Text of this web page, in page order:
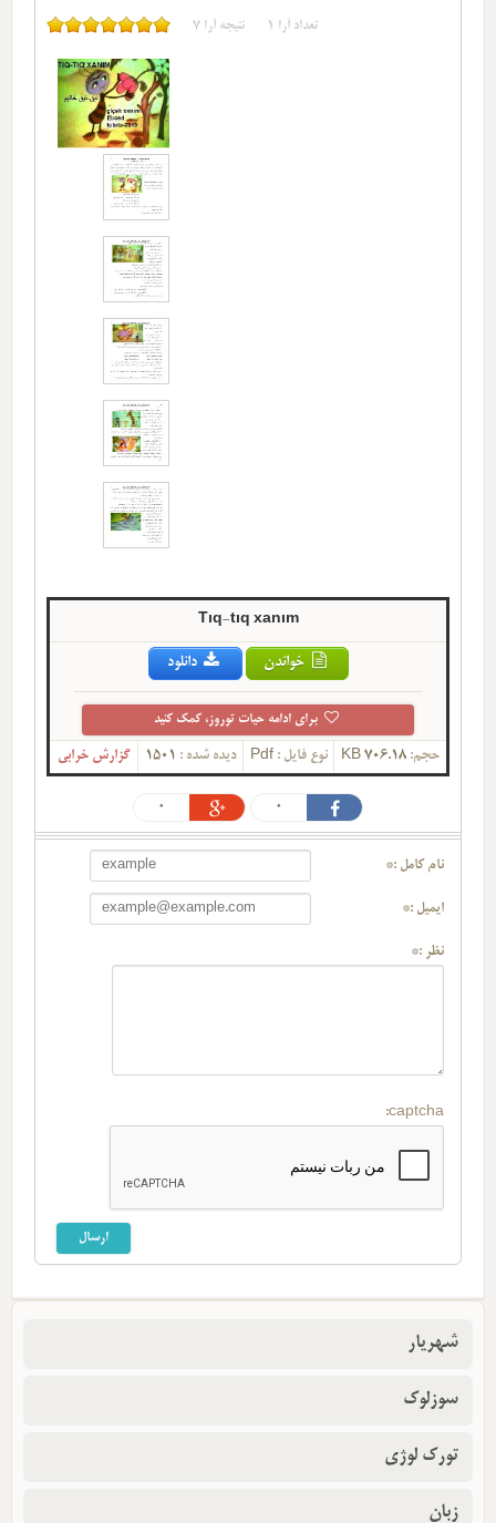
تعداد آرا 1 نتیجه آرا 7
Tıq-tıq xanım
خواندن دانلود
برای ادامه حیات توروز، کمک کنید
حجم: 706.18 KB نوع فایل :Pdf دیده شده : 1501 گزارش خرابی
0
0
نام کامل :*
ایمیل :*
نظر :*
captcha:
شهریار
سوزلوک
تورک لوژی
زبان